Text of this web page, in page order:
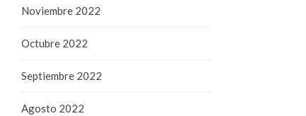
Noviembre 2022
Octubre 2022
Septiembre 2022
Agosto 2022